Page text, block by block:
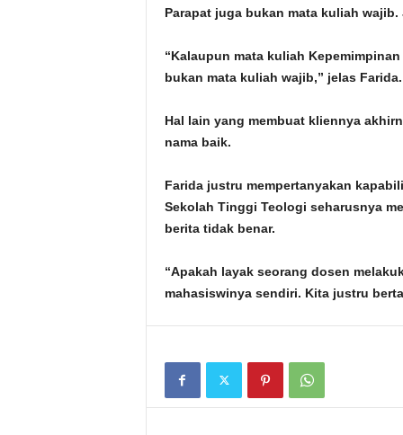
Parapat juga bukan mata kuliah wajib.
“Kalaupun mata kuliah
bukan mata kuliah wajib,” jelas Farida.
Hal lain yang membuat kliennya
nama baik.
Farida justru mempertanyakan
Sekolah Tinggi Teologi seharusnya
berita tidak benar.
“Apakah layak seorang dosen
mahasiswinya sendiri. Kita justru